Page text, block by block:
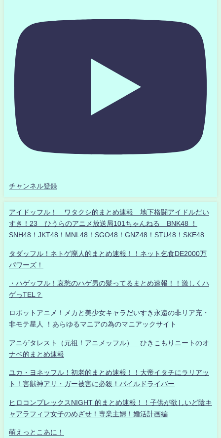
チャンネル登録
アイドッフル！ ワタクシ的まとめ速報 地下格闘アイドルだい
すき！23 ひうらのアニメ放送局101ちゃんねる BNK48 ！
SNH48！JKT48！MNL48！SGO48！GNZ48！STU48！SKE48
タダッフル！ネトゲ廃人的まとめ速報！！ネット乞食DE2000万
パワーズ！
・ハゲッフル！哀愁のハゲ男の髪ってるまとめ速報！！激しくハ
ゲっTEL？
ロボットアニメ！メカと美少女キャラだいすき永遠の非リア充・
非モテ星人 ！あらゆるマニアの為のマニアックサイト
アニゲタレスト（元祖！アニメッフル） ひきこもりニートのオ
ナベ的まとめ速報
ユカ・ヨネッフル！初老的まとめ速報！！大帝イタチにラリアッ
ト！害獣神アリ・ガー被害に必殺！パイルドライバー
ヒロコンプレックスNIGHT 的まとめ速報！！子供が欲しいど陰キ
ャアラフィフ女子のめざせ！専業主婦！婚活計画編
萌えっとこあに！